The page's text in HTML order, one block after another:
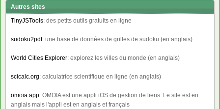
Autres sites
TinyJSTools: des petits outils gratuits en ligne
sudoku2pdf: une base de données de grilles de sudoku (en anglais)
World Cities Explorer: explorez les villes du monde (en anglais)
scicalc.org: calculatrice scientifique en ligne (en anglais)
omoia.app: OMOIA est une appli iOS de gestion de liens. Le site est en
anglais mais l'appli est en anglais et français